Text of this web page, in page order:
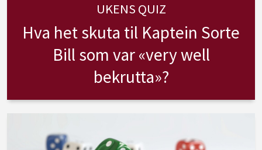
UKENS QUIZ
Hva het skuta til Kaptein Sorte
Bill som var «very well
bekrutta»?